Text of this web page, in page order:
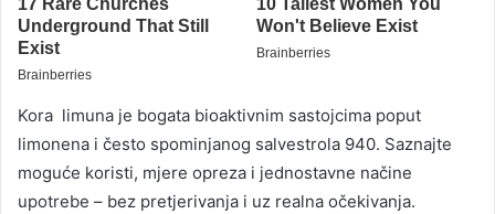
Kora limuna je bogata bioaktivnim sastojcima poput
limonena i često spominjanog salvestrola 940. Saznajte
moguće koristi, mjere opreza i jednostavne načine
upotrebe – bez pretjerivanja i uz realna očekivanja.